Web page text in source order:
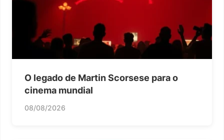
O legado de Martin Scorsese para o
cinema mundial
08/08/2026